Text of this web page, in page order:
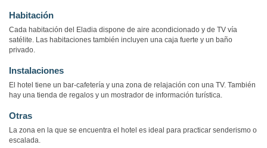
Habitación
Cada habitación del Eladia dispone de aire acondicionado y de TV vía
satélite. Las habitaciones también incluyen una caja fuerte y un baño
privado.
Instalaciones
El hotel tiene un bar-cafetería y una zona de relajación con una TV. También
hay una tienda de regalos y un mostrador de información turística.
Otras
La zona en la que se encuentra el hotel es ideal para practicar senderismo o
escalada.